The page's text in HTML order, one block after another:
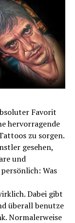
Favorit
hervorragende
zu sorgen.
gesehen,
und
Was
Dabei gibt
überall benutze
Normalerweise